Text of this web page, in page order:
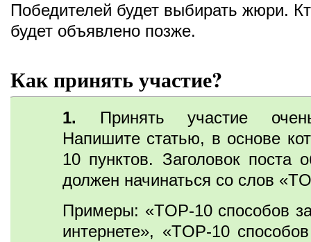
Победителей будет выбирать жюри.
будет объявлено позже.
Как принять участие?
1. Принять участие
Напишите статью, в основе
10 пунктов. Заголовок поста
должен начинаться со слов
Примеры: «TOP-10 способов
интернете», «TOP-10